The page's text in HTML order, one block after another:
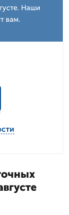
Наши
вам.